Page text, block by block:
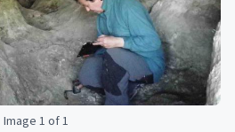
Image 1 of 1